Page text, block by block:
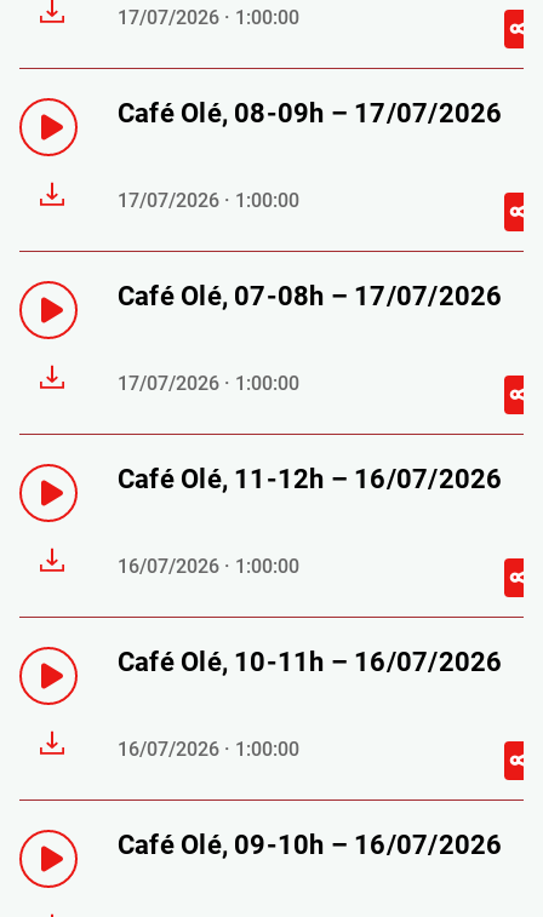
17/07/2026 · 1:00:00
Café Olé, 08-09h – 17/07/2026
17/07/2026 · 1:00:00
Café Olé, 07-08h – 17/07/2026
17/07/2026 · 1:00:00
Café Olé, 11-12h – 16/07/2026
16/07/2026 · 1:00:00
Café Olé, 10-11h – 16/07/2026
16/07/2026 · 1:00:00
Café Olé, 09-10h – 16/07/2026